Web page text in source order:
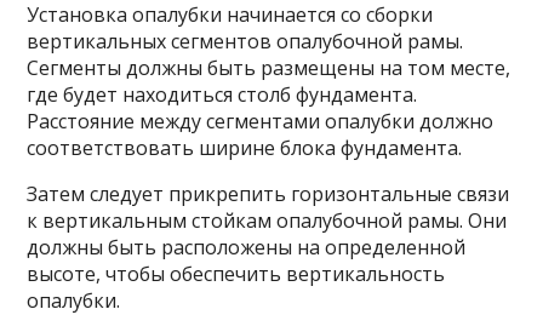
Установка опалубки начинается со сборки
вертикальных сегментов опалубочной рамы.
Сегменты должны быть размещены на том месте,
где будет находиться столб фундамента.
Расстояние между сегментами опалубки должно
соответствовать ширине блока фундамента.
Затем следует прикрепить горизонтальные связи
к вертикальным стойкам опалубочной рамы. Они
должны быть расположены на определенной
высоте, чтобы обеспечить вертикальность
опалубки.